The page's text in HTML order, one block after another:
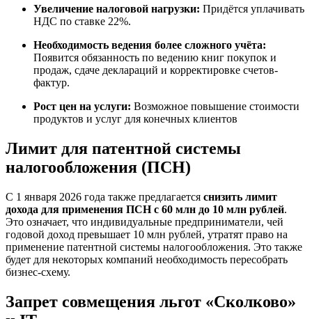
Увеличение налоговой нагрузки: Придётся уплачивать
НДС по ставке 22%.
Необходимость ведения более сложного учёта:
Появится обязанность по ведению книг покупок и
продаж, сдаче деклараций и корректировке счетов-
фактур.
Рост цен на услуги: Возможное повышение стоимости
продуктов и услуг для конечных клиентов
Лимит для патентной системы
налогообложения (ПСН)
С 1 января 2026 года также предлагается снизить лимит
дохода для применения ПСН с 60 млн до 10 млн рублей.
Это означает, что индивидуальные предприниматели, чей
годовой доход превышает 10 млн рублей, утратят право на
применение патентной системы налогообложения. Это также
будет для некоторых компаний необходимость пересобрать
бизнес-схему.
Запрет совмещения льгот «Сколково»